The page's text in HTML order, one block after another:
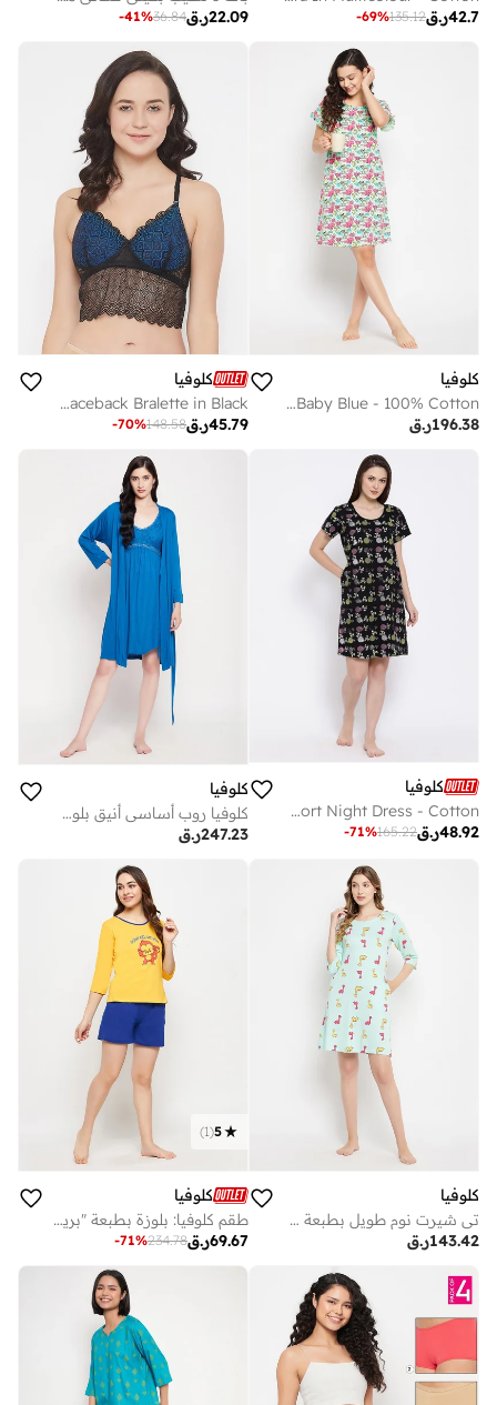
ر.ق42.7
135.12
-69%
ر.ق22.09
36.84
-41%
كلوفيا
Clovia Print Me Pretty Short Night Dress In Baby Blue - 100% Cotton
ر.ق196.38
كلوفيا
Clovia Lace Padded Non-Wired Raceback Bralette in Black
ر.ق45.79
148.58
-70%
كلوفيا
Clovia Printed Short Night Dress - Cotton
ر.ق48.92
165.22
-71%
كلوفيا
كلوفيا روب أساسي أنيق بلون أزرق كوبالت - فيسكوز
ر.ق247.23
كلوفيا
تي شيرت نوم طويل بطبعة ديناصور من كلوفيا - أزرق فاتح - قطن 100%
ر.ق143.42
5
(
1
)
كلوفيا
طقم كلوفيا: بلوزة بطبعة "برينت مي بريتي" باللون الأصفر وشورت أساسي أنيق باللون الأزرق الملكي - قطن 100%
ر.ق69.67
234.78
-71%